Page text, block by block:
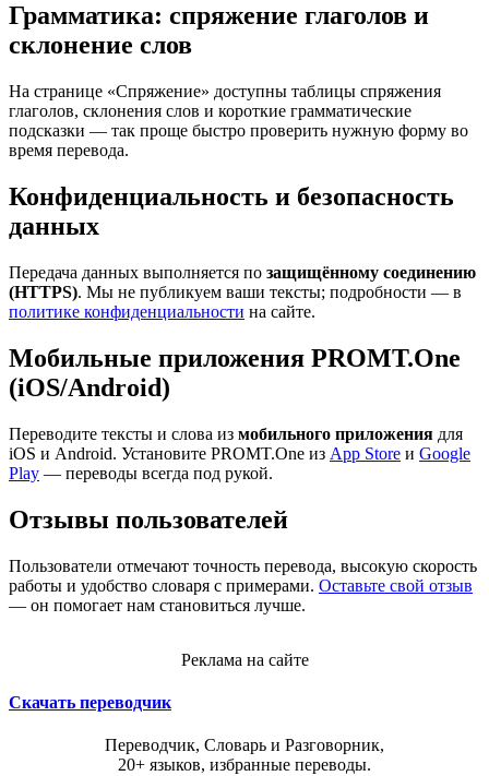
Грамматика: спряжение глаголов и
склонение слов
На странице «Спряжение» доступны таблицы спряжения
глаголов, склонения слов и короткие грамматические
подсказки — так проще быстро проверить нужную форму во
время перевода.
Конфиденциальность и безопасность
данных
Передача данных выполняется по защищённому соединению
(HTTPS). Мы не публикуем ваши тексты; подробности — в
политике конфиденциальности на сайте.
Мобильные приложения PROMT.One
(iOS/Android)
Переводите тексты и слова из мобильного приложения для
iOS и Android. Установите PROMT.One из App Store и Google
Play — переводы всегда под рукой.
Отзывы пользователей
Пользователи отмечают точность перевода, высокую скорость
работы и удобство словаря с примерами. Оставьте свой отзыв
— он помогает нам становиться лучше.
Реклама на сайте
Скачать переводчик
Переводчик, Словарь и Разговорник,
20+ языков, избранные переводы.